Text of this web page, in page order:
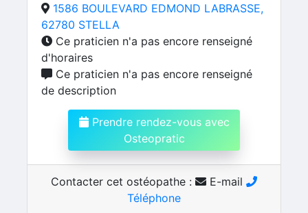
1586 BOULEVARD EDMOND LABRASSE,
62780 STELLA
Ce praticien n'a pas encore renseigné
d'horaires
Ce praticien n'a pas encore renseigné
de description
Prendre rendez-vous avec
Osteopratic
Contacter cet ostéopathe :
E-mail
Téléphone